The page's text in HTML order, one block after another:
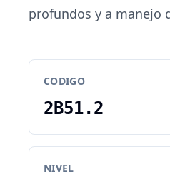
profundos y a manejo
CODIGO
2B51.2
NIVEL